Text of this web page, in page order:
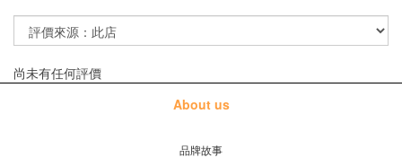
尚未有任何評價
About us
品牌故事